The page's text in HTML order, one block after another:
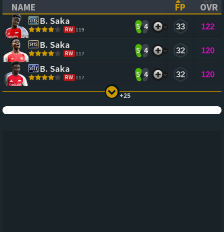
NAME
(CLICK TO SORT ASCENDING)
FP
OVR
B. Saka
RW 119 5 4 33 122
B. Saka
RW 117 5 4 32 120
B. Saka
RW 117 5 4 32 120
+25